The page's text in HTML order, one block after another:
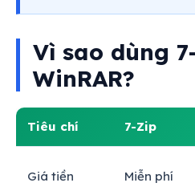
Vì sao dùng
WinRAR?
Tiêu chí 7-Zip
Giá tiền Miễn phí